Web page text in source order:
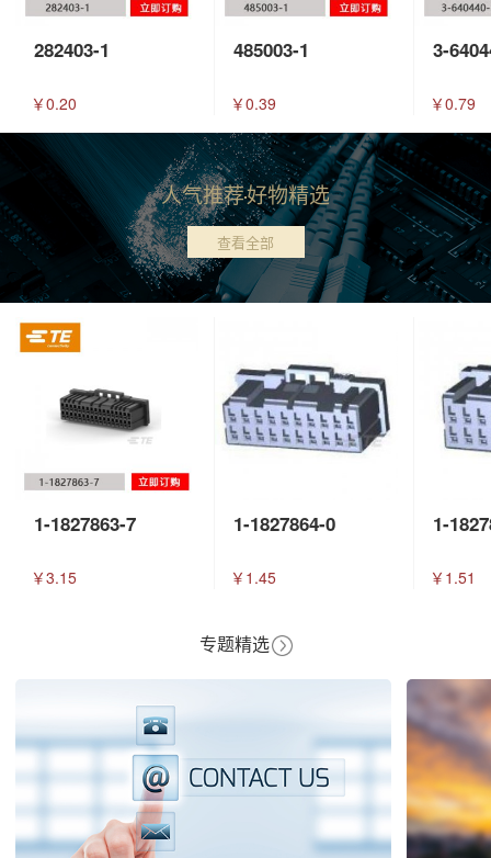
282403-1
￥0.20
485003-1
￥0.39
3-
￥0.79
人气推荐好物精选
查看全部
1-1827863-7
￥3.15
1-1827864-0
￥1.45
1-
￥1.51
专题精选